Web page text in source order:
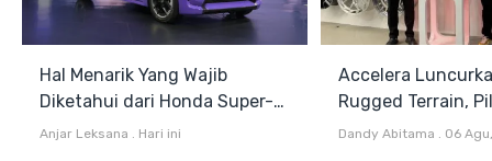
Hal Menarik Yang Wajib
Diketahui dari Honda Super-
ONE Selain Harga
Anjar Leksana Hari ini
Accelera
Rugged Terrain,
Antara All Terrain
Dandy Abitama 06